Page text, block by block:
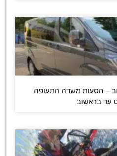
– הסעות משדה התעופה
עד בראשוב